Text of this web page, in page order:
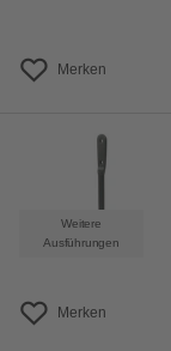
Merken
Weitere
Ausführungen
Merken